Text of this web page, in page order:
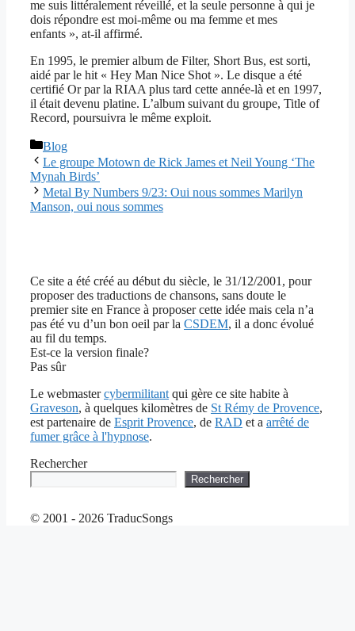
me suis littéralement réveillé, et la seule personne à qui je
dois répondre est moi-même ou ma femme et mes
enfants », at-il affirmé.
En 1995, le premier album de Filter, Short Bus, est sorti,
aidé par le hit « Hey Man Nice Shot ». Le disque a été
certifié Or par la RIAA plus tard cette année-là et en 1997,
il était devenu platine. L’album suivant du groupe, Title of
Record, poursuivra le même exploit.
Catégories
Blog
Le groupe Motown de Rick James et Neil Young ‘The
Mynah Birds’
Metal By Numbers 9/23: Oui nous sommes Marilyn
Manson, oui nous sommes
Ce site a été créé au début du siècle, le 31/12/2001, pour
proposer des traductions de chansons, sans doute le
premier site en France à proposer cette idée mais cela n’a
pas été vu d’un bon oeil par la CSDEM, il a donc évolué
au fil du temps.
Est-ce la version finale?
Pas sûr
Le webmastercybermilitant qui gère ce site habite à
Graveson, à quelques kilomètres de St Rémy de Provence,
est partenaire de Esprit Provence, de RAD et a arrêté de
fumer grâce à l'hypnose.
Rechercher
Rechercher
© 2001 - 2026 TraducSongs